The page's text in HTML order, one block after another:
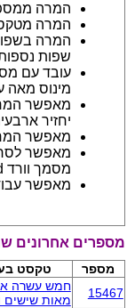
המרה
המרה
שפות
מינוס מאה
יחזיר
מאפשר
מאפשר
מסמך וורד Word או גליון נתוני אקסל Excel
מאפשר
מספרים אחרונים
מספר טקסט
15467
חמש עשרה
מאות שישים